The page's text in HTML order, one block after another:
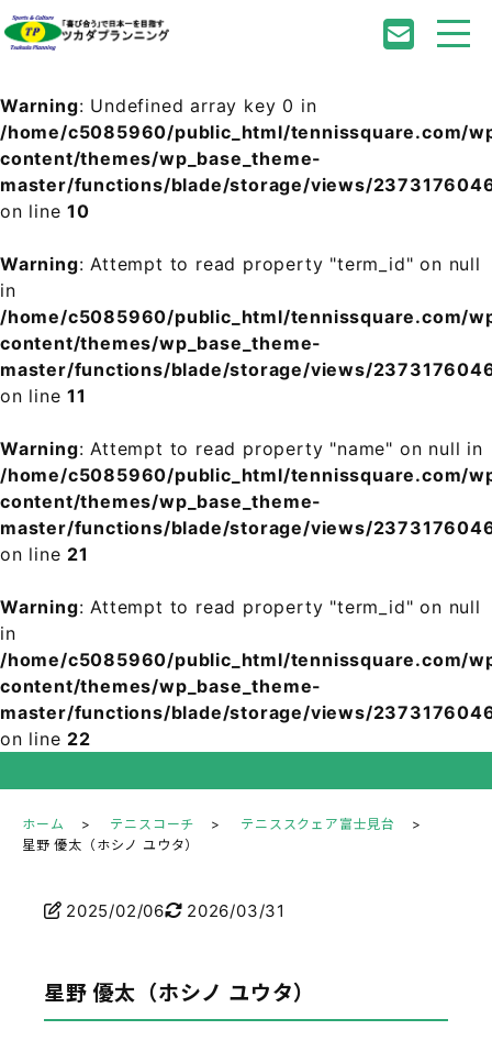
Warning: Undefined array key 0 in
/home/c5085960/public_html/tennissquare.com/
content/themes/wp_base_theme-
master/functions/blade/storage/views/
on line10
Warning: Attempt to read property "term_id" on null
in
/home/c5085960/public_html/tennissquare.com/
content/themes/wp_base_theme-
master/functions/blade/storage/views/
on line11
Warning: Attempt to read property "name" on null in
/home/c5085960/public_html/tennissquare.com/
content/themes/wp_base_theme-
master/functions/blade/storage/views/
on line 21
Warning: Attempt to read property "term_id" on null
in
/home/c5085960/public_html/tennissquare.com/
content/themes/wp_base_theme-
master/functions/blade/storage/views/
on line 22
ホーム テニスコーチ
テニススクェア富士見台
星野 優太（ホシノ ユウタ）
2025/02/06 2026/03/31
星野 優太（ホシノ ユウタ）